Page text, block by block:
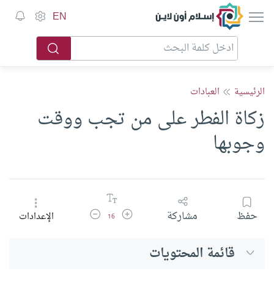
إسلام أون لاين EN
الرئيسية العبادات
زكاة الفطر على من تجب ووقت
وجوبها
حفظ مشاركة زيادة حجم الخط
16 تقليل حجم الخطالإعدادات
قائمة المحتويات